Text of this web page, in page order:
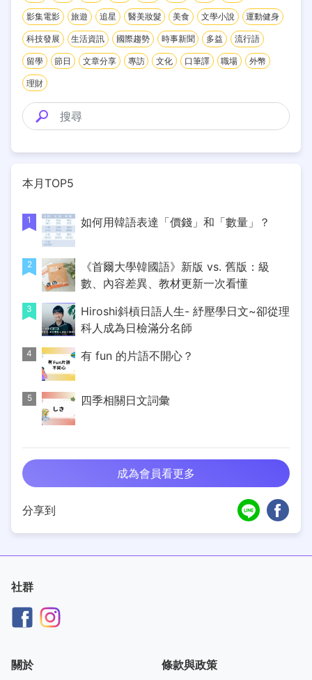
影集電影 旅遊 追星 醫美妝髮 美食 文學小說 運動健身
科技發展 生活資訊 國際趨勢 時事新聞 多益 流行語
留學 節日 文章分享 專訪 文化 口筆譯 職場 外幣
理財
本月TOP5
1 如何用韓語表達「價錢」和「數量」？
2
《首爾大學韓國語》新版 vs. 舊版：級
數、內容差異、教材更新一次看懂
3
Hiroshi斜槓日語人生- 紓壓學日文~卻從理
科人成為日檢滿分名師
4 有 fun 的片語不開心？
5 四季相關日文詞彙
成為會員看更多
分享到
社群
關於 條款與政策